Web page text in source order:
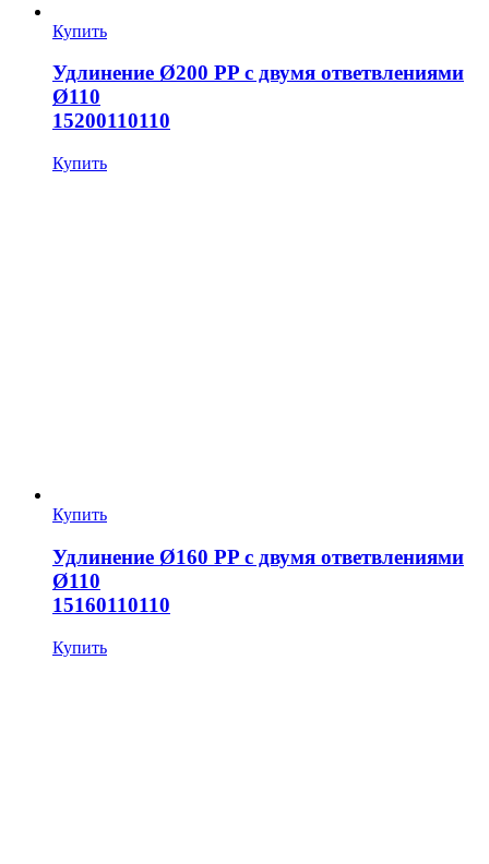
Купить
Удлинение Ø200 PP с двумя ответвлениями
Ø110
15200110110
Купить
Купить
Удлинение Ø160 PP с двумя ответвлениями
Ø110
15160110110
Купить